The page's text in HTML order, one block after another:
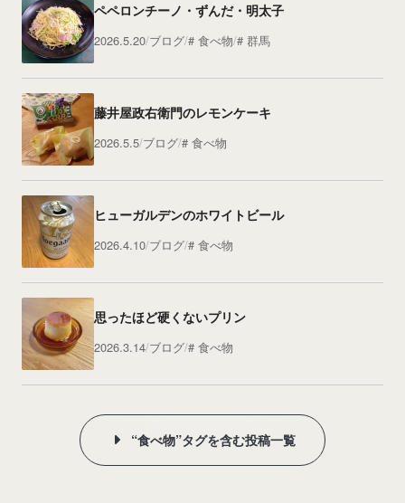
ペペロンチーノ・ずんだ・明太子
2026.5.20 ブログ 食べ物 群馬
藤井屋政右衛門のレモンケーキ
2026.5.5 ブログ 食べ物
ヒューガルデンのホワイトビール
2026.4.10 ブログ 食べ物
思ったほど硬くないプリン
2026.3.14 ブログ 食べ物
“食べ物”タグを含む投稿一覧